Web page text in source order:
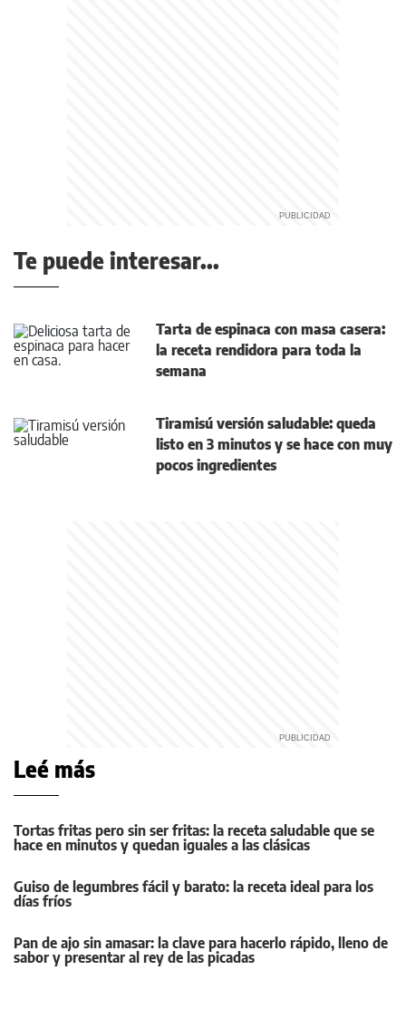
Te puede interesar...
Tarta de espinaca con masa casera:
la receta rendidora para toda la
semana
Tiramisú versión saludable: queda
listo en 3 minutos y se hace con muy
pocos ingredientes
Leé más
Tortas fritas pero sin ser fritas: la receta saludable que se
hace en minutos y quedan iguales a las clásicas
Guiso de legumbres fácil y barato: la receta ideal para los
días fríos
Pan de ajo sin amasar: la clave para hacerlo rápido, lleno de
sabor y presentar al rey de las picadas